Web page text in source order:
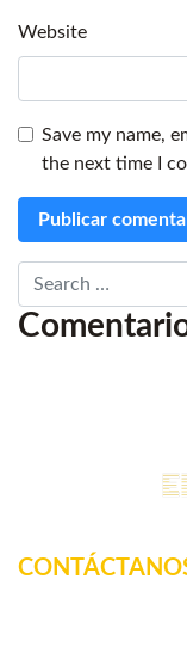
Website
Save my name,
the next time I
Search